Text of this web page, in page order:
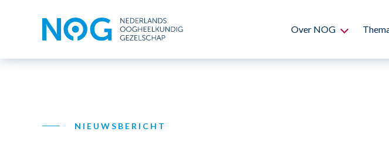
Over NOG
NIEUWSBERICHT